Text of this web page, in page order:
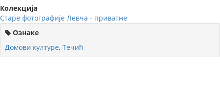
Колекција
Старе фотографије Левча - приватне
Ознаке
Домови културе, Течић